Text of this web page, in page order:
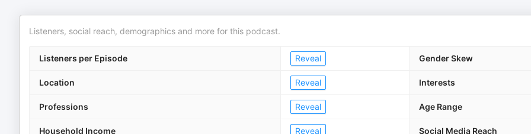
Listeners, social reach, demographics and more for this podcast.
Listeners per Episode Reveal Gender Skew
Location Reveal Interests
Professions Reveal Age Range
Household Income Reveal Social Media Reach